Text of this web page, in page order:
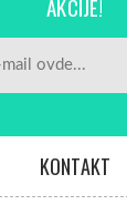
AKCIJE!
KONTAKT